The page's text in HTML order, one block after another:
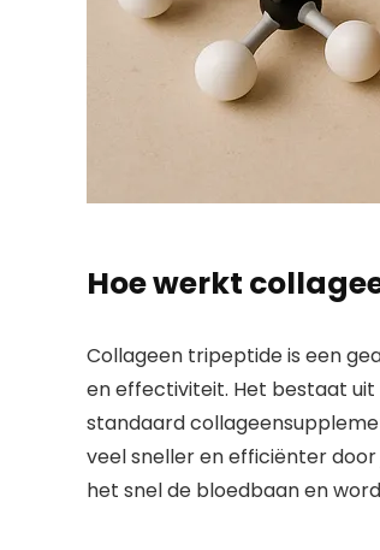
Hoe werkt
Collageen tripeptide is een
en effectiviteit. Het bestaat uit
standaard
veel sneller en efficiënter
het snel de bloedbaan en